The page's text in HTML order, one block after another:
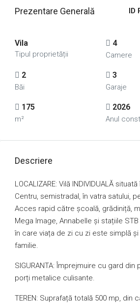
Prezentare Generală ID
Vila
Tipul proprietății
4
Camere
2
Băi
3
Garaje
175
m²
2026
Anul
Descriere
LOCALIZARE: Vilă INDIVIDUALĂ
Centru, semistradal, în vatra satului,
Acces rapid către școală, grădiniță,
Mega Image, Annabelle și stațiile
în care viața de zi cu zi este simplă
familie.
SIGURANTA: Împrejmuire cu gard
porți metalice culisante.
TEREN: Suprafață totală 500 mp, din